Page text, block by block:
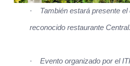
· También estará presente
reconocido restaurante Central.
· Evento organizado por el